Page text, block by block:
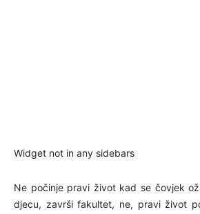
Widget not in any sidebars
Ne počinje pravi život kad se čovjek
djecu, završi fakultet, ne, pravi život